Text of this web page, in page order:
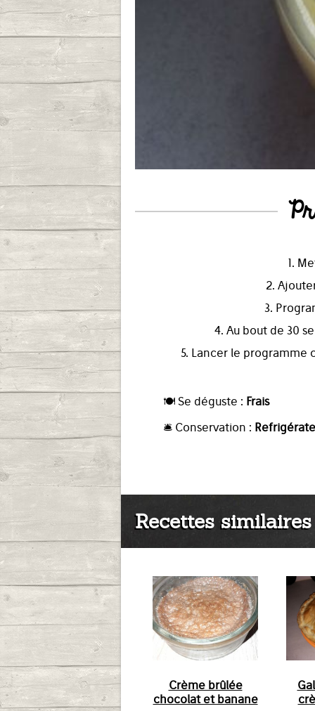
1.
2.
3.
4. Au bout de 30
5. Lancer le programme
🍽️ Se déguste : Frais
🛎️ Conservation :
Recettes similaires
Crème brûlée
chocolat et banane